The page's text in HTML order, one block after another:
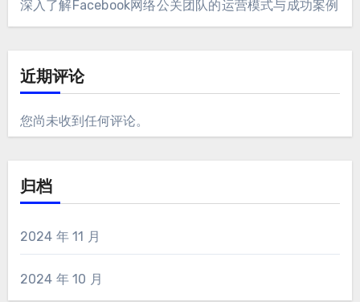
深入了解Facebook网络公关团队的运营模式与成功案例
近期评论
您尚未收到任何评论。
归档
2024 年 11 月
2024 年 10 月